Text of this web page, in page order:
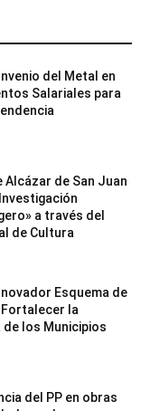
del Metal en
Salariales para
Alcázar de San Juan
a través del
de Cultura
Esquema de
la
de los Municipios
del PP en obras